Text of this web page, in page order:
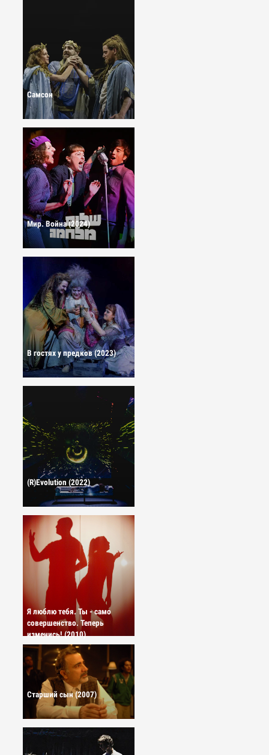
Самсон
Мир. Война (2024)
В гостях у предков (2023)
(R)Evolution (2022)
Я люблю тебя. Ты - само
совершенство. Теперь
изменись! (2010)
Старший сын (2007)